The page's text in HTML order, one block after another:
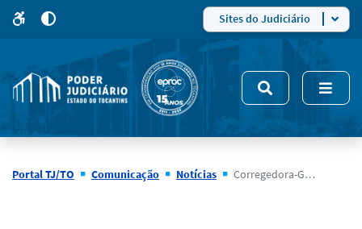
site
5
modo
de
alto
Sites do Judiciário
Portal TJ/TO Comunicação Notícias Corregedora-Geral da Justiça do Tocantins assume vice-presidência do Fórum Fundiário Nacional